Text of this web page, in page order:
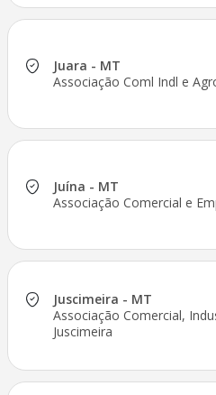
Juara - MT
Associação Coml Indl e
Juína - MT
Associação Comercial e
Juscimeira - MT
Associação Comercial,
Juscimeira